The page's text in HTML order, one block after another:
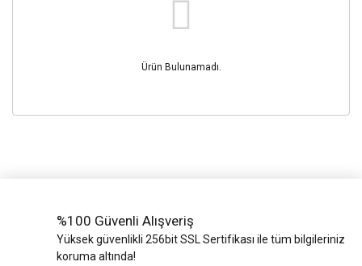
Ürün Bulunamadı.
%100 Güvenli Alışveriş
Yüksek güvenlikli 256bit SSL Sertifikası ile tüm bilgileriniz
koruma altında!